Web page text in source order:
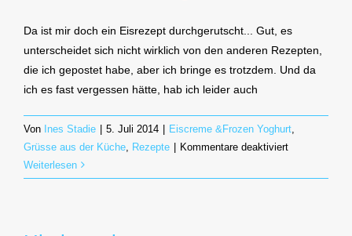
Da ist mir doch ein Eisrezept durchgerutscht... Gut, es
unterscheidet sich nicht wirklich von den anderen Rezepten,
die ich gepostet habe, aber ich bringe es trotzdem. Und da
ich es fast vergessen hätte, hab ich leider auch
Von Ines Stadie | 5. Juli 2014 | Eiscreme &Frozen Yoghurt
Grüsse aus der Küche Rezepte | Kommentare deaktiviertfür
Weiterlesen